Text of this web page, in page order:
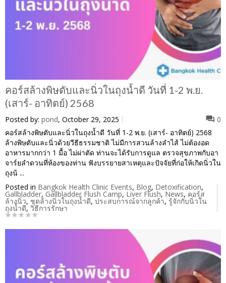
คอร์สล้างพิษตับและนิ่วในถุงน้ำดี วันที่ 1-2 พ.ย.
(เสาร์- อาทิตย์) 2568
Posted by: pond, October 29, 2025
0
คอร์สล้างพิษตับและนิ่วในถุงน้ำดี วันที่ 1-2 พ.ย. (เสาร์- อาทิตย์) 2568
ล้างพิษตับและนิ่วด้วยวีธีธรรมชาติ ไม่มีการสวนล้างลำไส้ ไม่ต้องอด
อาหารมากกว่า 1 มื้อ ไม่ผ่าตัด ท่านจะได้รับการดูแล ตรวจสุขภาพกับอา
จาร์ยลำดวนที่ห้องของท่าน ฟังบรรยายสาเหตุและปัจจัยที่ก่อให้เกิดนิ่วใน
ถุงน้ ...
Posted in Bangkok Health Clinic Events, Blog, Detoxification,
Gallbladder, Gallbladder Flush Camp, Liver Flush, News, คอร์ส
ล้างนิ่ว, ชุดล้างนิ่วในถุงน้ำดี, ประสบการณ์จากลูกค้า, รู้จักกับนิ่วใน
ถุงน้ำดี, วิธีการรักษา